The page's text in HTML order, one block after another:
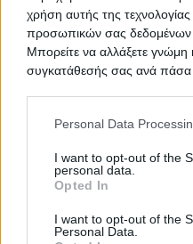
χρήση αυτής της
προσωπικών σας δεδομένων
Μπορείτε να αλλάξετε γνώμη
συγκατάθεσής σας ανά πάσα
Please note that this
not limited to your visit or
grant or deny consent to
use your data for below
consent section.
Personal Data
I want to opt-out of the
personal data.
Opted In
I want to opt-out of the
Personal Data.
ΤΙΤΛΟΣ
Προμήθεια
ΤΙΤΛΟΣ
Προμήθεια